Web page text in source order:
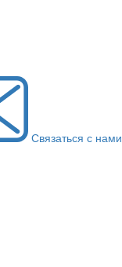
Связаться с нами